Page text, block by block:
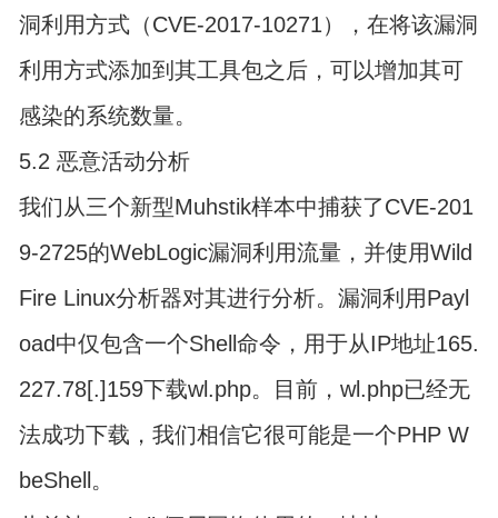
洞利用方式（CVE-2017-10271），在将该漏洞
利用方式添加到其工具包之后，可以增加其可
感染的系统数量。
5.2 恶意活动分析
我们从三个新型Muhstik样本中捕获了CVE-201
9-2725的WebLogic漏洞利用流量，并使用Wild
Fire Linux分析器对其进行分析。漏洞利用Payl
oad中仅包含一个Shell命令，用于从IP地址165.
227.78[.]159下载wl.php。目前，wl.php已经无
法成功下载，我们相信它很可能是一个PHP W
beShell。